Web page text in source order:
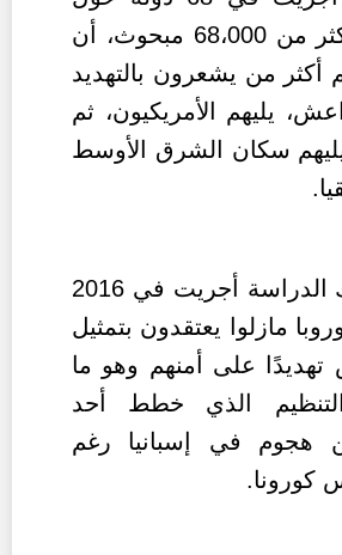
العالم، مع أكثر من 68،000 مبحوث، أن
أكثر من يشعرون بالتهديد
يليهم الأمريكيون، ثم
سكان الشرق الأوسط
ورغم أن تلك الدراسة أجريت في 2016
مازلوا يعتقدون بتمثيل
على أمنهم وهو ما
التنظيم الذي خطط أحد
هجوم في إسبانيا رغم
كورونا.